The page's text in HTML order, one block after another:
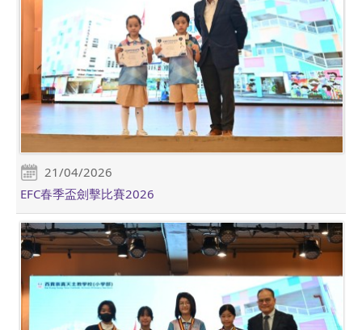
21/04/2026
EFC春季盃劍擊比賽2026